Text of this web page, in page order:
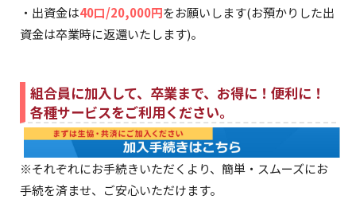
・出資金は40口/20,000円をお願いします(お預かりした出
資金は卒業時に返還いたします)。
組合員に加入して、卒業まで、お得に！便利に！
各種サービスをご利用ください。
※それぞれにお手続きいただくより、簡単・スムーズにお
手続を済ませ、ご安心いただけます。